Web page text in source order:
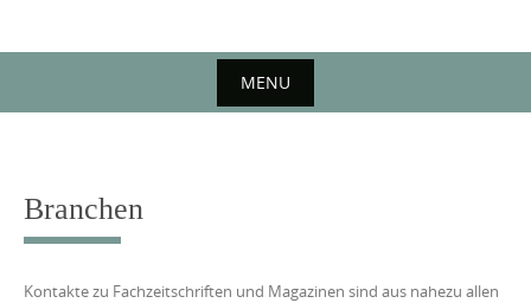
MENU
content
Branchen
Kontakte zu Fachzeitschriften und Magazinen sind aus nahezu allen